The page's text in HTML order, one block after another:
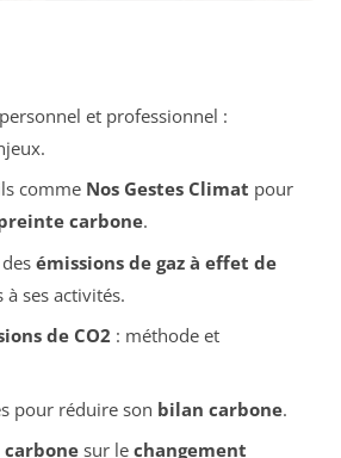
et professionnel :
comme Nos Gestes Climat pour
carbone.
émissions de gaz à effet de
ses activités.
de CO2 : méthode et
pour réduire son bilan carbone.
sur le changement